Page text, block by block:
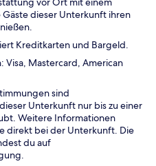
dieser Unterkunft ihren
Kreditkarten und Bargeld.
Mastercard, American
sind
Unterkunft nur bis zu einer
Weitere Informationen
direkt bei der Unterkunft. Die
du auf